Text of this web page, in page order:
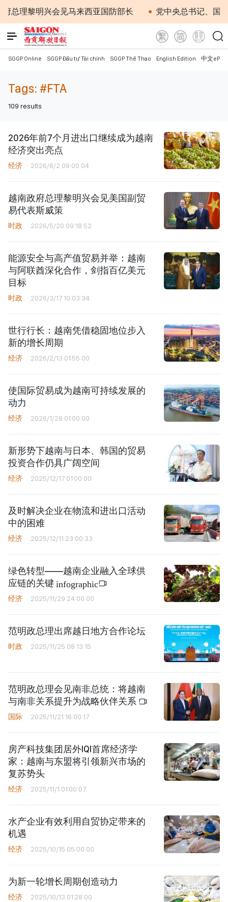
理黎明兴会见马来西亚国防部长 党中央总书记、国家
SGGP Online SGGP Đầu tư Tài chính SGGP Thể Thao English Edition 中文
Tags: #FTA
109 results
2026年前7个月进出口继续成为越南
经济突出亮点
经济 2026/8/2 09:00:04
越南政府总理黎明兴会见美国副贸
易代表斯威策
时政 2026/5/20 09:18:52
能源安全与高产值贸易并举：越南
与阿联酋深化合作，剑指百亿美元
目标
时政 2026/3/17 10:03:34
世行行长：越南凭借稳固地位步入
新的增长周期
经济 2026/2/13 01:55:00
使国际贸易成为越南可持续发展的
动力
经济 2026/1/28 01:00:00
新形势下越南与日本、韩国的贸易
投资合作仍具广阔空间
经济 2025/12/17 01:00:00
及时解决企业在物流和进出口活动
中的困难
经济 2025/12/11 23:00:33
绿色转型——越南企业融入全球供
应链的关键 infographic
经济 2025/11/29 24:00:00
范明政总理出席越日地方合作论坛
时政 2025/11/25 08:13:15
范明政总理会见南非总统：将越南
与南非关系提升为战略伙伴关系
国际 2025/11/21 16:00:17
房产科技集团居外IQI首席经济学
家：越南与东盟将引领新兴市场的
复苏势头
经济 2025/11/1 01:00:07
水产企业有效利用自贸协定带来的
机遇
经济 2025/10/15 05:00:00
为新一轮增长周期创造动力
经济 2025/10/13 01:28:00